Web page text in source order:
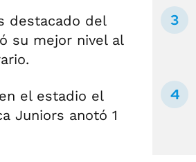
destacado del
su mejor nivel al
el estadio el
Juniors anotó 1